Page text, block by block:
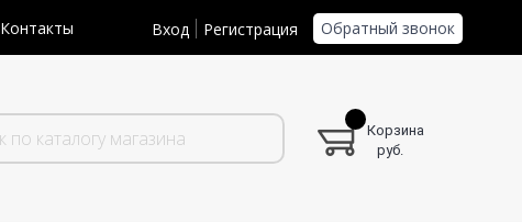
Контакты Вход Регистрация Обратный звонок
Корзина
руб.